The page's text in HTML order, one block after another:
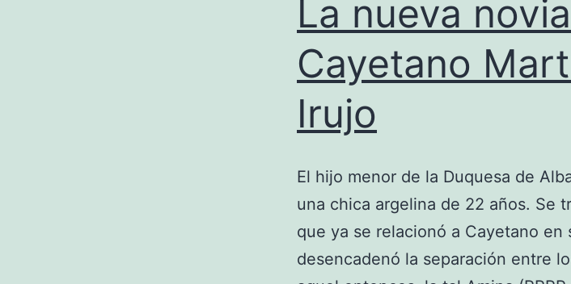
La nueva
Cayetano
Irujo
El hijo menor de la Duquesa de
una chica argelina de 22 años. Se
que ya se relacionó a Cayetano en
desencadenó la separación entre